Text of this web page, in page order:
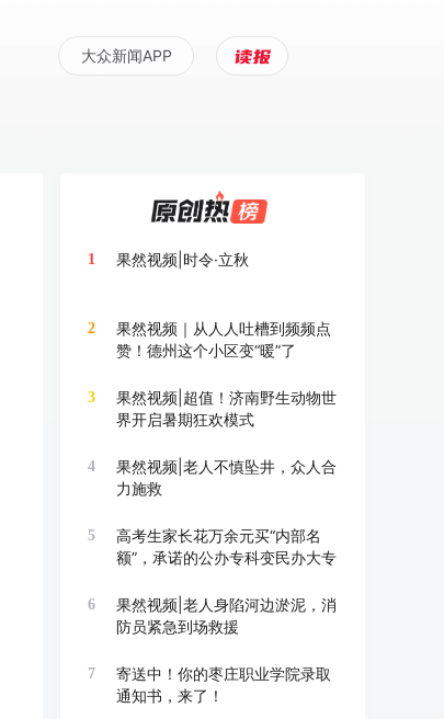
大众新闻APP
1 果然视频|时令·立秋
2
果然视频｜从人人吐槽到频频点
赞！德州这个小区变“暖”了
3
果然视频|超值！济南野生动物世
界开启暑期狂欢模式
4
果然视频|老人不慎坠井，众人合
力施救
5
高考生家长花万余元买“内部名
额”，承诺的公办专科变民办大专
6
果然视频|老人身陷河边淤泥，消
防员紧急到场救援
7
寄送中！你的枣庄职业学院录取
通知书，来了！